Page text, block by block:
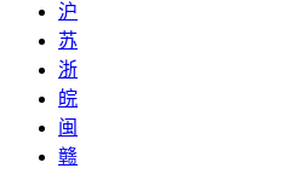
沪
苏
浙
皖
闽
赣